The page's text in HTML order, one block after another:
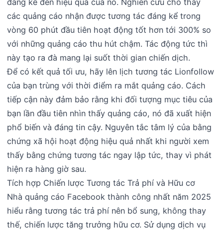
đáng kể đến hiệu quả của nó. Nghiên cứu cho thấy
các quảng cáo nhận được tương tác đáng kể trong
vòng 60 phút đầu tiên hoạt động tốt hơn tới 300% so
với những quảng cáo thu hút chậm. Tác động tức thì
này tạo ra đà mang lại suốt thời gian chiến dịch.
Để có kết quả tối ưu, hãy lên lịch tương tác Lionfollow
của bạn trùng với thời điểm ra mắt quảng cáo. Cách
tiếp cận này đảm bảo rằng khi đối tượng mục tiêu của
bạn lần đầu tiên nhìn thấy quảng cáo, nó đã xuất hiện
phổ biến và đáng tin cậy. Nguyên tắc tâm lý của bằng
chứng xã hội hoạt động hiệu quả nhất khi người xem
thấy bằng chứng tương tác ngay lập tức, thay vì phát
hiện ra hàng giờ sau.
Tích hợp Chiến lược Tương tác Trả phí và Hữu cơ
Nhà quảng cáo Facebook thành công nhất năm 2025
hiểu rằng tương tác trả phí nên bổ sung, không thay
thế, chiến lược tăng trưởng hữu cơ. Sử dụng dịch vụ